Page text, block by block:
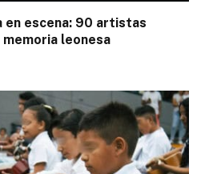
en escena: 90 artistas
leonesa